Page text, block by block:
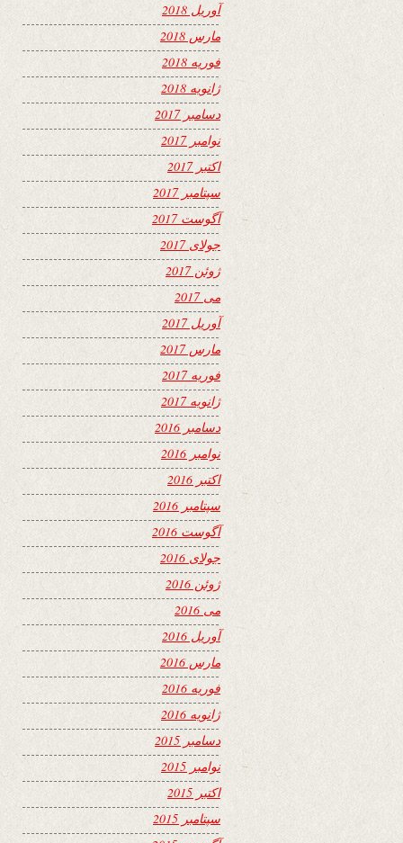
آوریل 2018
مارس 2018
فوریه 2018
ژانویه 2018
دسامبر 2017
نوامبر 2017
اکتبر 2017
سپتامبر 2017
آگوست 2017
جولای 2017
ژوئن 2017
می 2017
آوریل 2017
مارس 2017
فوریه 2017
ژانویه 2017
دسامبر 2016
نوامبر 2016
اکتبر 2016
سپتامبر 2016
آگوست 2016
جولای 2016
ژوئن 2016
می 2016
آوریل 2016
مارس 2016
فوریه 2016
ژانویه 2016
دسامبر 2015
نوامبر 2015
اکتبر 2015
سپتامبر 2015